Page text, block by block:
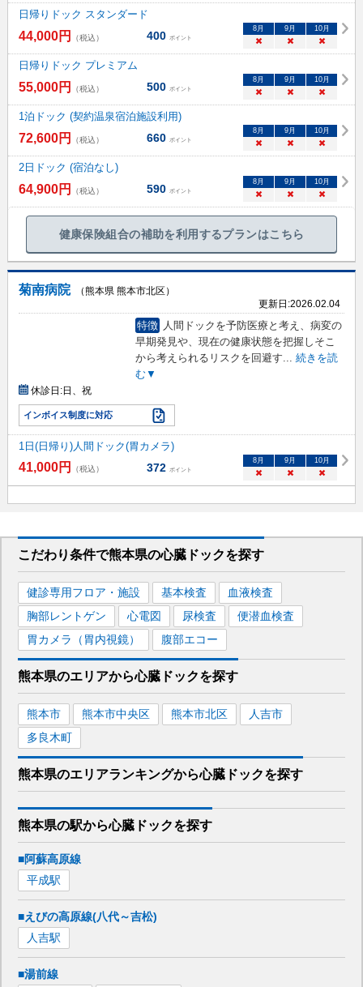
日帰りドック スタンダード
44,000円 （税込） 400 ポイント
8月 9月 10月
× × ×
日帰りドック プレミアム
55,000円 （税込） 500 ポイント
8月 9月 10月
× × ×
1泊ドック (契約温泉宿泊施設利用)
72,600円 （税込） 660 ポイント
8月 9月 10月
× × ×
2日ドック (宿泊なし)
64,900円 （税込） 590 ポイント
8月 9月 10月
× × ×
健康保険組合の補助を利用するプランはこちら
菊南病院
（熊本県 熊本市北区）
更新日:2026.02.04
特徴
人間ドックを予防医療と考え、病変の
早期発見や、現在の健康状態を把握しそこ
から考えられるリスクを回避す
続きを読
む▼
休診日:日、祝
インボイス制度に対応
1日(日帰り)人間ドック(胃カメラ)
41,000円 （税込） 372 ポイント
8 月 9 月 10月
× × ×
こだわり条件で熊本県の心臓ドックを探す
健診専用フロア・施設 基本検査
血液検査
胸部レントゲン
心電図 尿検査
便潜血検査
胃カメラ（胃内視鏡）
腹部エコー
熊本県のエリアから心臓ドックを探す
熊本市 熊本市中央区 熊本市北区
人吉市
多良木町
熊本県のエリアランキングから心臓ドックを探す
熊本県の駅から心臓ドックを探す
■阿蘇高原線
平成駅
■えびの高原線(八代～吉松)
人吉駅
■湯前線